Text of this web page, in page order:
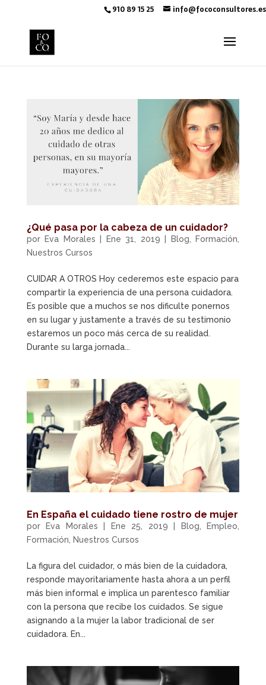
910 89 15 25 info@fococonsultores.es
¿Qué pasa por la cabeza de un cuidador?
por Eva Morales Ene 31, 2019 Blog Formación
Nuestros Cursos
CUIDAR A OTROS Hoy cederemos este espacio para
compartir la experiencia de una persona cuidadora.
Es posible que a muchos se nos dificulte ponernos
en su lugar y justamente a través de su testimonio
estaremos un poco más cerca de su realidad.
Durante su larga jornada...
En España el cuidado tiene rostro de mujer
por Eva Morales Ene 25, 2019 Blog, Empleo,
Formación, Nuestros Cursos
La figura del cuidador, o más bien de la cuidadora,
responde mayoritariamente hasta ahora a un perfil
más bien informal e implica un parentesco familiar
con la persona que recibe los cuidados. Se sigue
asignando a la mujer la labor tradicional de ser
cuidadora. En...